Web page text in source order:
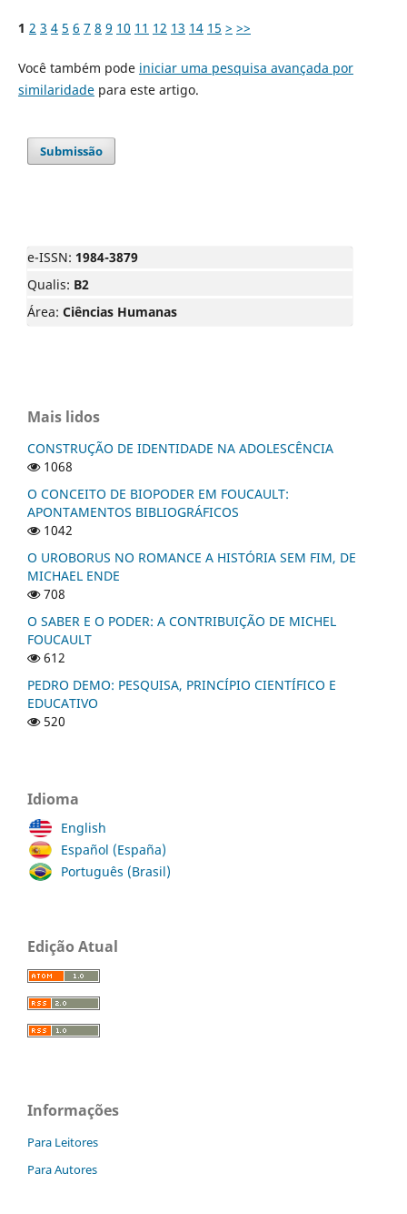
1 2 3 4 5 6 7 8 9 10 11 12 13 14 15 > >>
Você também pode iniciar uma pesquisa avançada por
similaridadepara este artigo.
Submissão
e-ISSN: 1984-3879
Qualis: B2
Área: Ciências Humanas
Mais lidos
CONSTRUÇÃO DE IDENTIDADE NA ADOLESCÊNCIA
1068
O CONCEITO DE BIOPODER EM FOUCAULT:
APONTAMENTOS BIBLIOGRÁFICOS
1042
O UROBORUS NO ROMANCE A HISTÓRIA SEM FIM, DE
MICHAEL ENDE
708
O SABER E O PODER: A CONTRIBUIÇÃO DE MICHEL
FOUCAULT
612
PEDRO DEMO: PESQUISA, PRINCÍPIO CIENTÍFICO E
EDUCATIVO
520
Idioma
English
Español (España)
Português (Brasil)
Edição Atual
Informações
Para Leitores
Para Autores